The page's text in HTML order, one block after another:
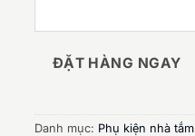
ĐẶT HÀNG NGAY
Danh mục: Phụ kiện nhà tắm